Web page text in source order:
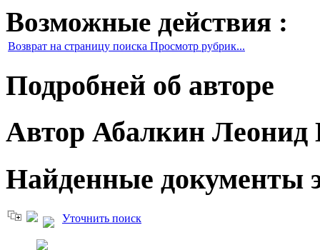
Возможные действия :
Возврат на страницу поиска Просмотр рубрик...
Подробней об авторе
Автор Абалкин Леонид
Найденные документы
Уточнить поиск